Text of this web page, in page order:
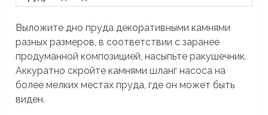
Выложите дно пруда декоративными камнями
разных размеров, в соответствии с заранее
продуманной композицией, насыпьте ракушечник.
Аккуратно скройте камнями шланг насоса на
более мелких местах пруда, где он может быть
виден.